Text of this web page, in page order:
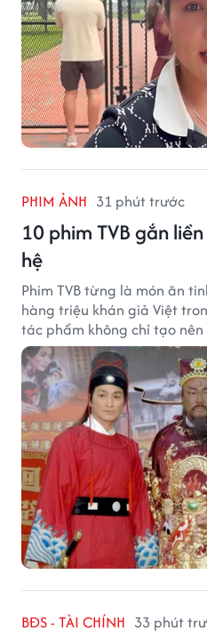
PHIM ẢNH 31 phút trước
10 phim TVB gắn
hệ
Phim TVB từng là món ăn
hàng triệu khán giả Việt
tác phẩm không chỉ tạo
còn trở thành ký ức khó
BĐS - TÀI CHÍNH 33 phút